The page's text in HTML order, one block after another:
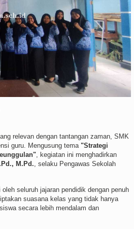
relevan dengan tantangan zaman, SMK
guru. Mengusung tema "Strategi
, kegiatan ini menghadirkan
M.Pd. , selaku Pengawas Sekolah
seluruh jajaran pendidik dengan penuh
suasana kelas yang tidak hanya
secara lebih mendalam dan